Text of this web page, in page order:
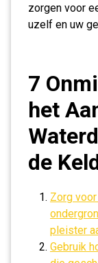
zorgen voor
uzelf en uw
7
het
de
Zorg
pleister
Gebruik